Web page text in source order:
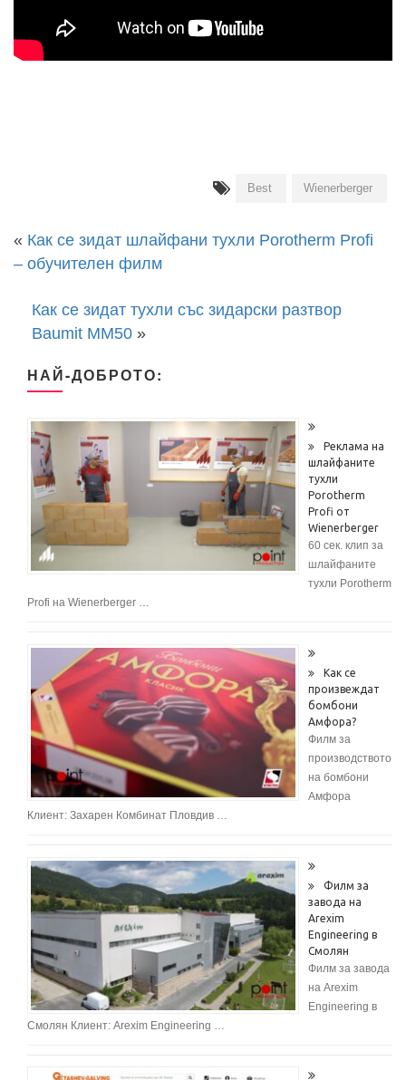
Best Wienerberger
« Как се зидат шлайфани тухли Porotherm Profi
– обучителен филм
Как се зидат тухли със зидарски разтвор
Baumit MM50 »
НАЙ-ДОБРОТО:
Реклама на
шлайфаните
тухли
Porotherm
Profi от
Wienerberger
60 сек. клип за
шлайфаните
тухли Porotherm
Profi на Wienerberger …
Как се
произвеждат
бомбони
Амфора?
Филм за
производството
на бомбони
Амфора
Клиент: Захарен Комбинат Пловдив …
Филм за
завода на
Arexim
Engineering в
Смолян
Филм за завода
на Arexim
Engineering в
Смолян Клиент: Arexim Engineering …